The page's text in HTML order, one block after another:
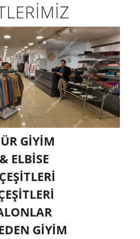
GİYİM
ELBİSE
GİYİM